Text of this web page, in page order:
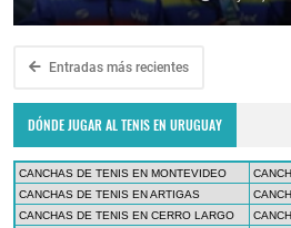
Entradas más recientes
DÓNDE JUGAR AL TENIS EN URUGUAY
CANCHAS DE TENIS EN MONTEVIDEO
CANCHAS DE TENIS EN ARTIGAS
CANCHAS DE TENIS EN CERRO LARGO